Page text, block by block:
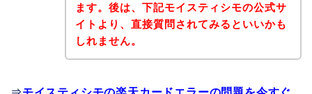
ます。後は、下記モイスティシモの公式サ
イトより、直接質問されてみるといいかも
しれません。